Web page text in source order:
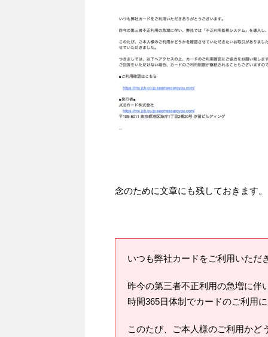
念のために文章にも残しておきます。
いつも弊社カードをご利用いただ
昨今の第三者不正利用の急増に伴
時間365日体制でカードのご利用
このたび、ご本人様のご利用かど